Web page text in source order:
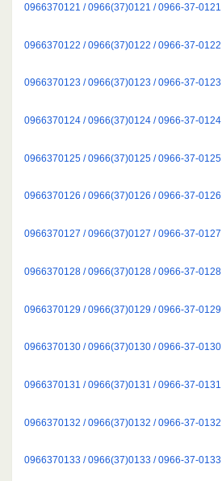
0966370121 / 0966(37)0121 / 0966-37-0121
0966370122 / 0966(37)0122 / 0966-37-0122
0966370123 / 0966(37)0123 / 0966-37-0123
0966370124 / 0966(37)0124 / 0966-37-0124
0966370125 / 0966(37)0125 / 0966-37-0125
0966370126 / 0966(37)0126 / 0966-37-0126
0966370127 / 0966(37)0127 / 0966-37-0127
0966370128 / 0966(37)0128 / 0966-37-0128
0966370129 / 0966(37)0129 / 0966-37-0129
0966370130 / 0966(37)0130 / 0966-37-0130
0966370131 / 0966(37)0131 / 0966-37-0131
0966370132 / 0966(37)0132 / 0966-37-0132
0966370133 / 0966(37)0133 / 0966-37-0133